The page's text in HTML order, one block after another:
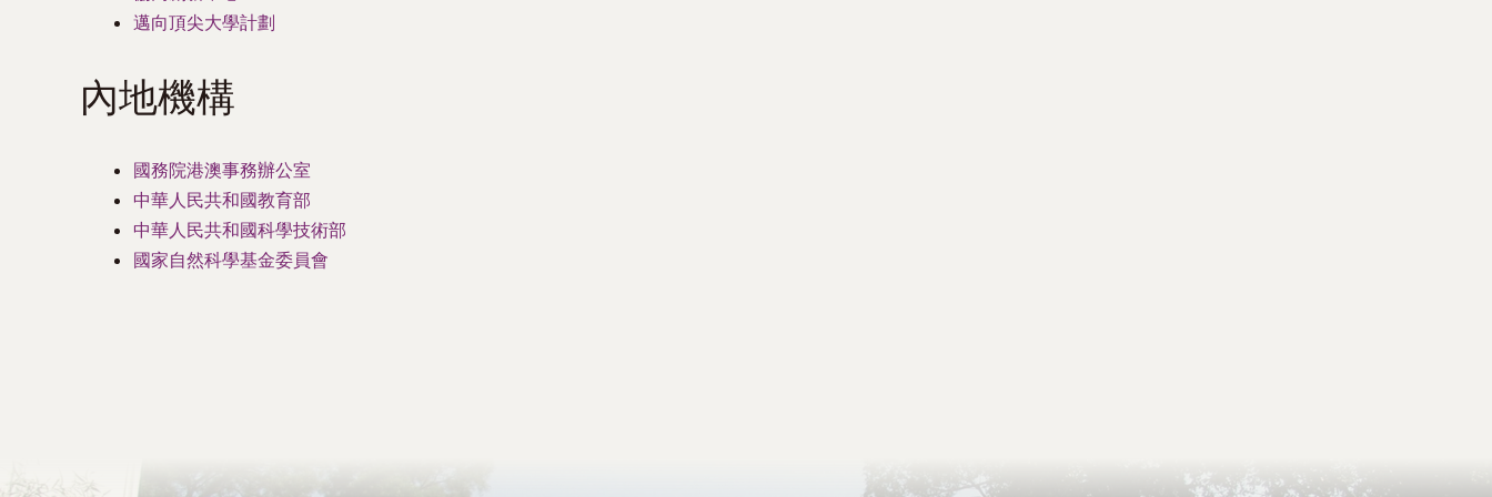
邁向頂尖大學計劃
內地機構
國務院港澳事務辦公室
中華人民共和國教育部
中華人民共和國科學技術部
國家自然科學基金委員會